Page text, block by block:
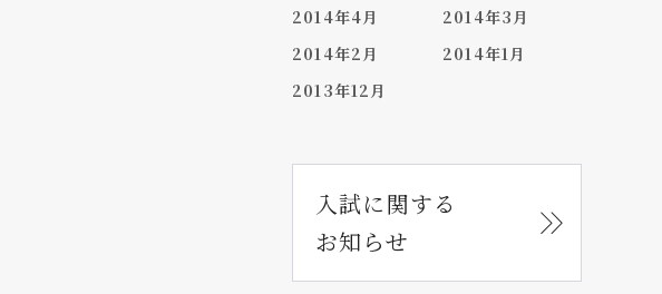
2014年4月
2014年3月
2014年2月
2014年1月
2013年12月
入試に関する
お知らせ